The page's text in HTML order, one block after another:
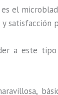
el
satisfacción
a este